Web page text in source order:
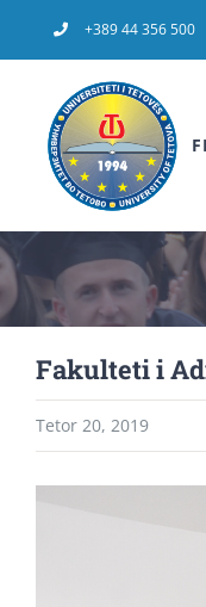
to
+389 44 356 500
Fakulteti i
Tetor 20, 2019